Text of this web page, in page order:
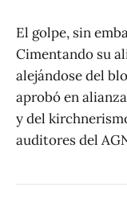
El golpe, sin
Cimentando su
alejándose del
aprobó en
y del
auditores del